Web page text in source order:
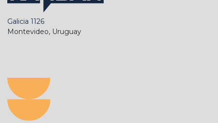
Galicia 1126
Montevideo, Uruguay